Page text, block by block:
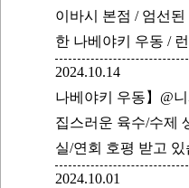
이바시 본점 / 엄선
한 나베야키 우동 /
2024.10.14
나베야키 우동】@
집스러운 육수/수제
실/연회 호평 받고 있
2024.10.01